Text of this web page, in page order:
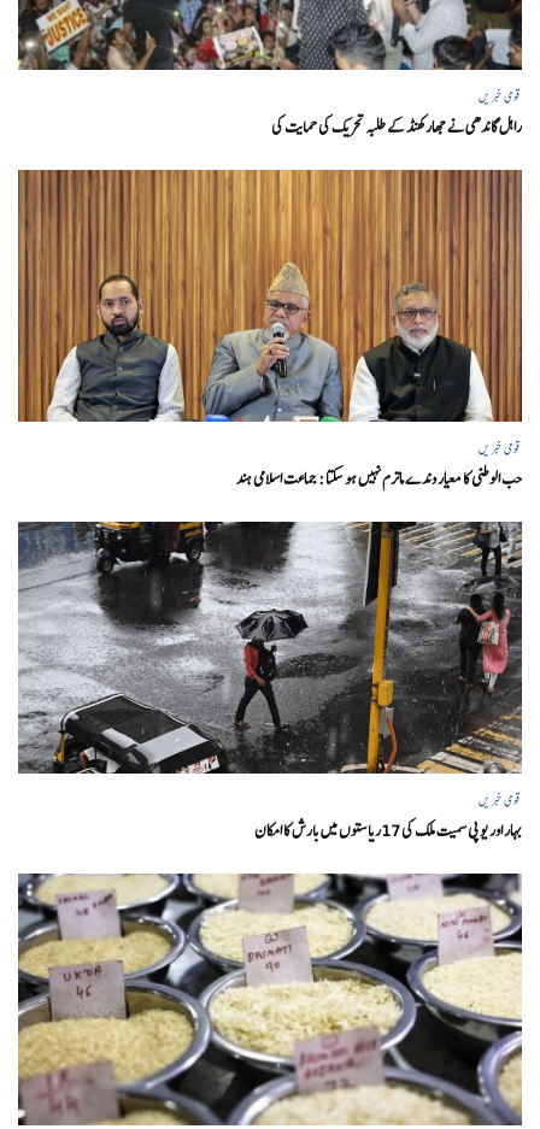
قومی خبریں
راہل گاندھی نے جھارکھنڈ کے طلبہ تحریک کی حمایت کی
قومی خبریں
حب الوطنی کا معیار وندے ماترم نہیں ہو سکتا : جماعت اسلامی ہند
قومی خبریں
بہار اور یو پی سمیت ملک کی 17ریاستوں میں بارش کا امکان